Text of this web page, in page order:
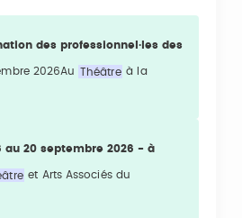
des professionnel·les des
2026Au Théâtre à la
au 20 septembre 2026 - à
et Arts Associés du